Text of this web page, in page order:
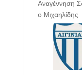
Αναγέννηση
ο Μιχαηλίδης